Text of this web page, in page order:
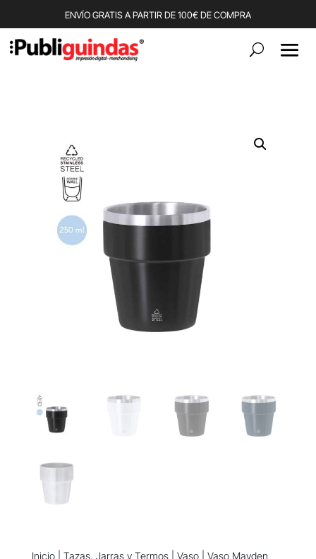
ENVÍO GRATIS A PARTIR DE 100€ DE COMPRA
Inicio| Tazas, Jarras y Termos| Vaso| Vaso Mayden